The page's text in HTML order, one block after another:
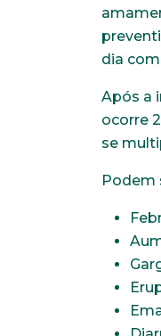
dia
Após a
ocorre
se
Podem